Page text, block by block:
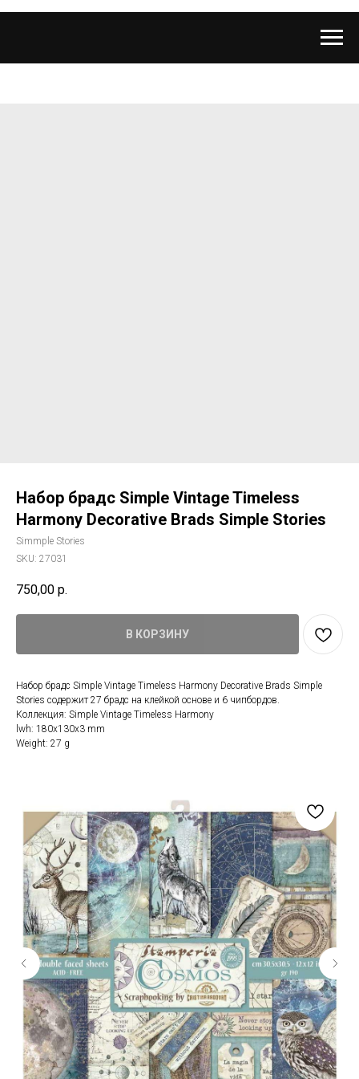
Набор брадс Simple Vintage Timeless
Harmony Decorative Brads Simple Stories
Simmple Stories
SKU: 27031
750,00 р.
В КОРЗИНУ
Набор брадс Simple Vintage Timeless Harmony Decorative Brads Simple
Stories содержит 27 брадс на клейкой основе и 6 чипбордов.
Коллекция: Simple Vintage Timeless Harmony
lwh: 180x130x3 mm
Weight: 27 g